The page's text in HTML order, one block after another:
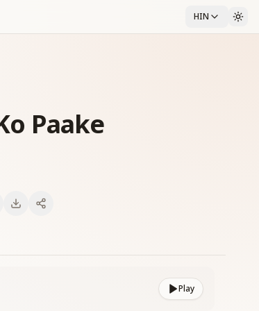
HIN
Paake
Play